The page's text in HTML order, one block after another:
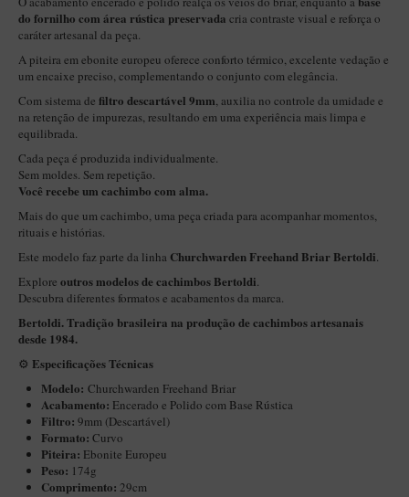
New Rose Polido
Petrus
Piccolo
Premium
Sextavado
Zuccardi
Callia
Encerado
Speciale
BB Liso e Rústico
Elite Longo
Barolo
CACHIMBOS ARTESANAIS DE BRIAR ITALIANO
Maestro – Briar Italiano
Churchwarden – Briar Italiano
Jateado
do fornilho com área rústica preservada cria contraste visual e reforça o
caráter artesanal da peça.
A piteira em ebonite europeu oferece conforto térmico, excelente vedação e
um encaixe preciso, complementando o conjunto com elegância.
Com sistema de filtro descartável 9mm, auxilia no controle da umidade e
na retenção de impurezas, resultando em uma experiência mais limpa e
equilibrada.
Cada peça é produzida individualmente.
Sem moldes. Sem repetição.
Você recebe um cachimbo com alma.
Mais do que um cachimbo, uma peça criada para acompanhar momentos,
rituais e histórias.
Este modelo faz parte da linha Churchwarden Freehand Briar Bertoldi.
Explore outros modelos de cachimbos Bertoldi.
Descubra diferentes formatos e acabamentos da marca.
Bertoldi. Tradição brasileira na produção de cachimbos artesanais
desde 1984.
⚙️ Especificações Técnicas
Modelo: Churchwarden Freehand Briar
Acabamento: Encerado e Polido com Base Rústica
Filtro: 9mm (Descartável)
Formato: Curvo
Piteira: Ebonite Europeu
Peso: 174g
Comprimento: 29cm